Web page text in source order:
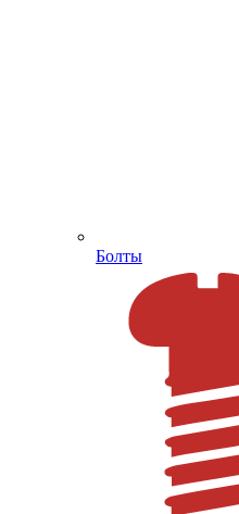
Болты